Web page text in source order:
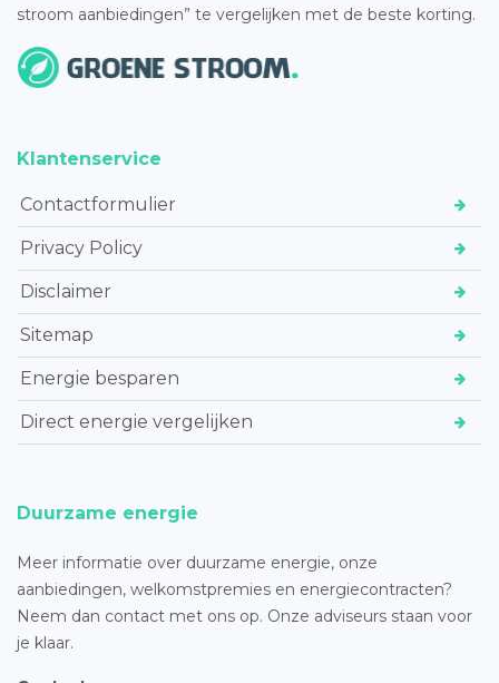
stroom aanbiedingen” te vergelijken met de beste korting.
Klantenservice
Contactformulier
Privacy Policy
Disclaimer
Sitemap
Energie besparen
Direct energie vergelijken
Duurzame energie
Meer informatie over duurzame energie, onze
aanbiedingen, welkomstpremies en energiecontracten?
Neem dan contact met ons op. Onze adviseurs staan voor
je klaar.